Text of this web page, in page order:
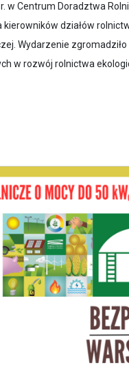
w Centrum Doradztwa
kierowników działów
Wydarzenie
w rozwój rolnictwa